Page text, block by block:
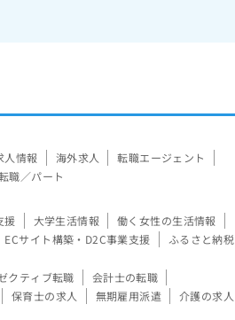
人情報 海外求人
転職エージェント
職／パート
援 大学生活情報
働く女性の生活情報
ECサイト構築・D2C事業支援
ふるさと納税
クティブ転職
会計士の転職
保育士の求人
無期雇用派遣 介護の求人